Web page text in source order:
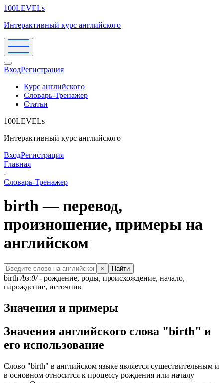
100LEVELs
Интерактивный курс английского
ВходРегистрация
Курс английского
Словарь-Тренажер
Статьи
100LEVELs
Интерактивный курс английского
ВходРегистрация
Главная
-
Словарь-Тренажер
birth — перевод,
произношение, примеры на
английском
× Найти
birth /bɜːθ/- рождение, роды, происхождение, начало,
нарождение, источник
Значения и примеры
Значения английского слова "birth" и
его использование
Слово "birth" в английском языке является существительным и
в основном относится к процессу рождения или началу